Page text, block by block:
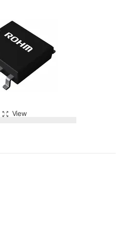
View